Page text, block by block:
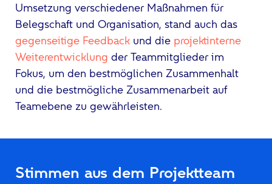
Umsetzung verschiedener Maßnahmen für
Belegschaft und Organisation, stand auch das
gegenseitige Feedbackund die projektinterne
Weiterentwicklung der Teammitglieder im
Fokus, um den bestmöglichen Zusammenhalt
und die bestmögliche Zusammenarbeit auf
Teamebene zu gewährleisten.
Stimmen aus dem Projektteam